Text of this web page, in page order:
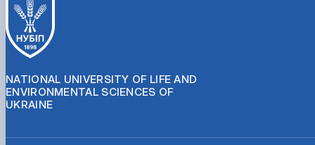
NATIONAL UNIVERSITY OF LIFE AND
ENVIRONMENTAL SCIENCES OF
UKRAINE